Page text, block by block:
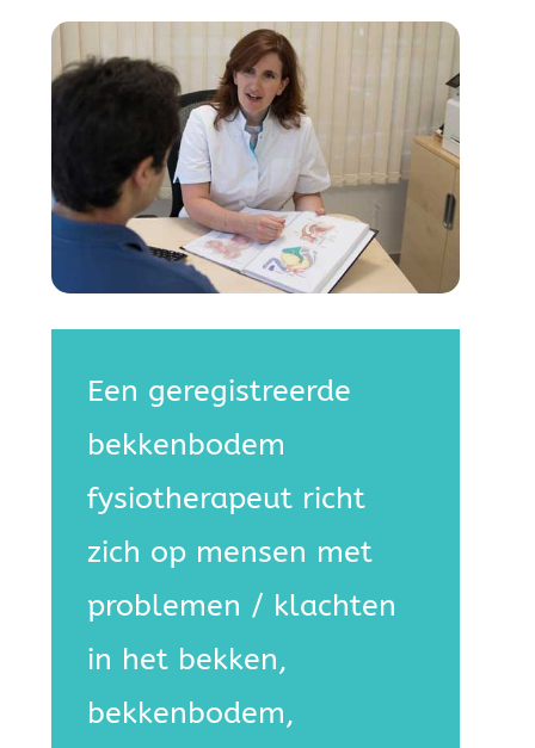
Een geregistreerde
bekkenbodem
fysiotherapeut richt
zich op mensen met
problemen / klachten
in het bekken,
bekkenbodem,